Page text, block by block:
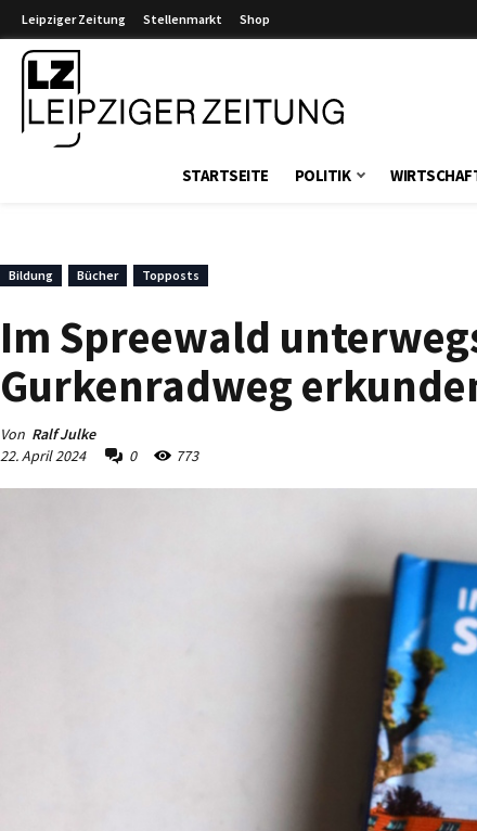
Leipziger Zeitung Stellenmarkt Shop
STARTSEITE POLITIK
Bildung Bücher Topposts
Im Spreewald
Gurkenradweg
Von Ralf Julke
22. April 2024
0 773